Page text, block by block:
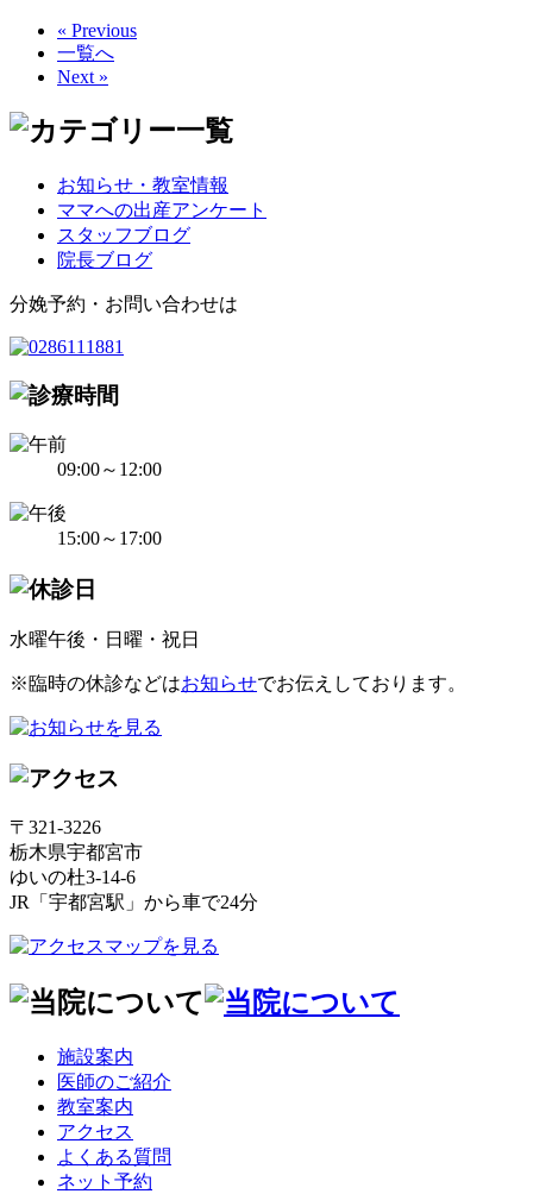
« Previous
一覧へ
Next »
お知らせ・教室情報
ママへの出産アンケート
スタッフブログ
院長ブログ
分娩予約・お問い合わせは
09:00～12:00
15:00～17:00
水曜午後・日曜・祝日
※臨時の休診などはお知らせでお伝えしております。
〒321-3226
栃木県宇都宮市
ゆいの杜3-14-6
JR「宇都宮駅」から車で24分
施設案内
医師のご紹介
教室案内
アクセス
よくある質問
ネット予約